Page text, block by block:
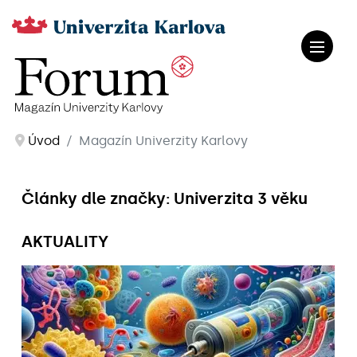
Úvod Magazín Univerzity Karlovy
Články dle značky: Univerzita 3 věku
AKTUALITY